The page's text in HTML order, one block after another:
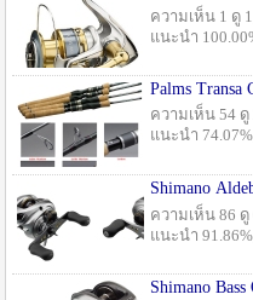
ความเห็น 1 ดู
แนะนำ
Palms Transa
ความเห็น 54 ดู
แนะนำ
Shimano
ความเห็น 86 ดู
แนะนำ
Shimano